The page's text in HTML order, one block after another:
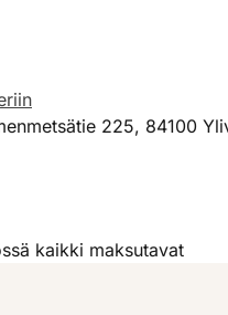
225, 84100
kaikki maksutavat